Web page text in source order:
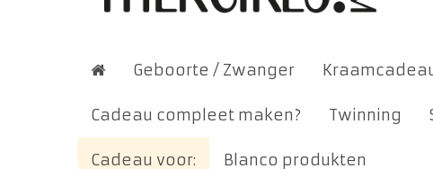
Geboorte / Zwanger
Cadeau compleet maken? Twinning
Cadeau voor: Blanco produkten